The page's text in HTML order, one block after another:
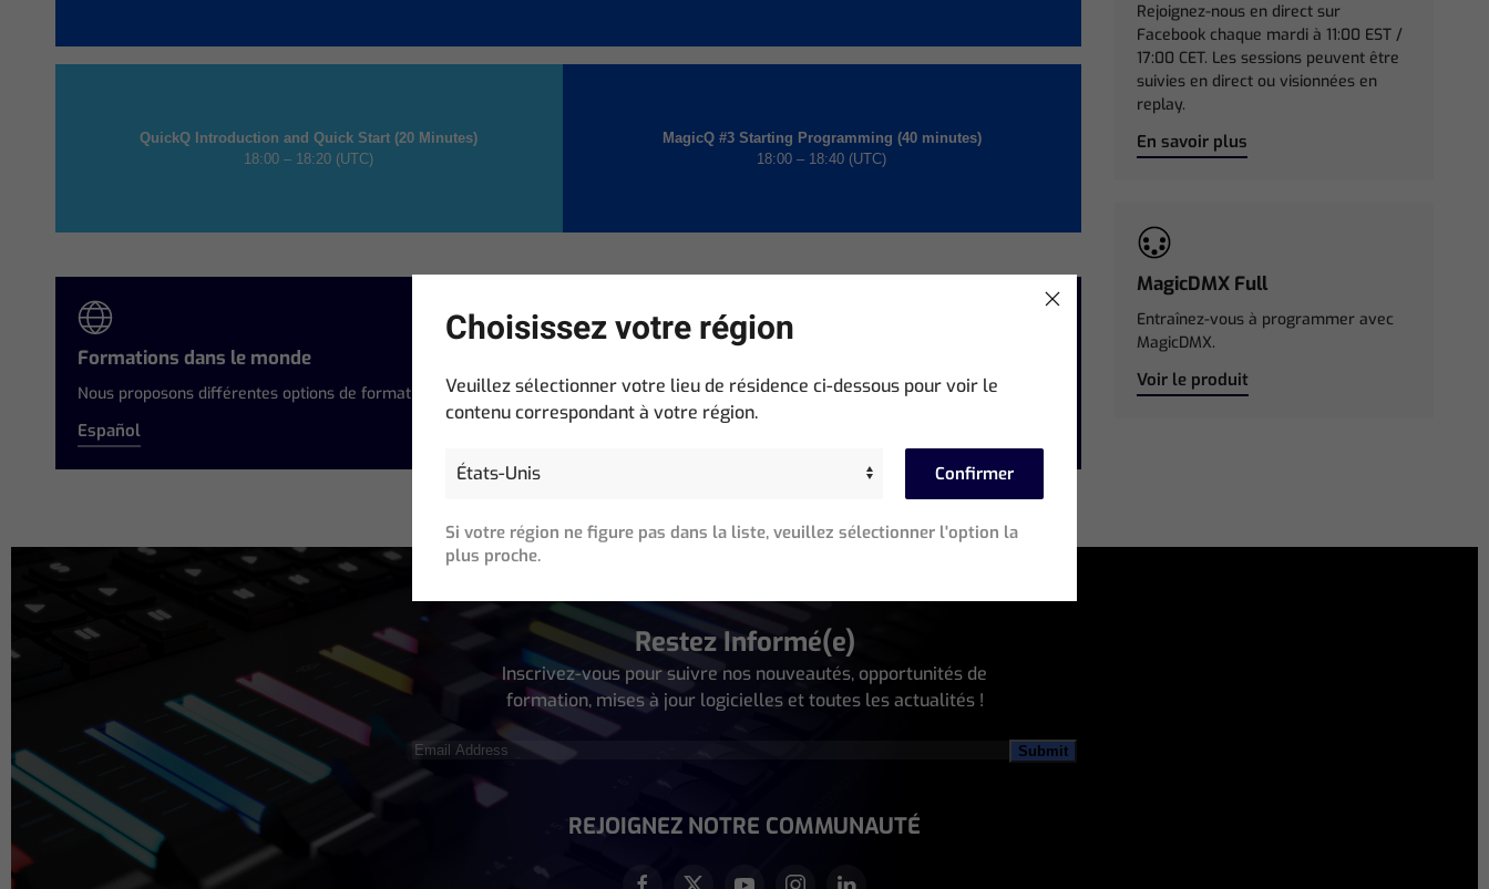
QuickQ Introduction and Quick Start (20 Minutes)
18:00 – 18:20 (UTC)
MagicQ #3 Starting Programming (40 minutes)
18:00 – 18:40 (UTC)
Formations dans le monde
Nous proposons différentes options de formation à l’international. Consultez les langues disponibles ci-dessous.
Español
Rejoignez-nous en direct sur
Facebook chaque mardi à 11:00 EST /
17:00 CET. Les sessions peuvent être
suivies en direct ou visionnées en
replay.
En savoir plus
MagicDMX Full
Entraînez-vous à programmer avec
MagicDMX.
Voir le produit
Restez Informé(e)
Inscrivez-vous pour suivre nos nouveautés, opportunités de
formation, mises à jour logicielles et toutes les actualités !
Email
Address
REJOIGNEZ NOTRE COMMUNAUTÉ
Choisissez votre région
Veuillez sélectionner votre lieu de résidence ci-dessous pour voir le
contenu correspondant à votre région.
Confirmer
Si votre région ne figure pas dans la liste, veuillez sélectionner l'option la
plus proche.